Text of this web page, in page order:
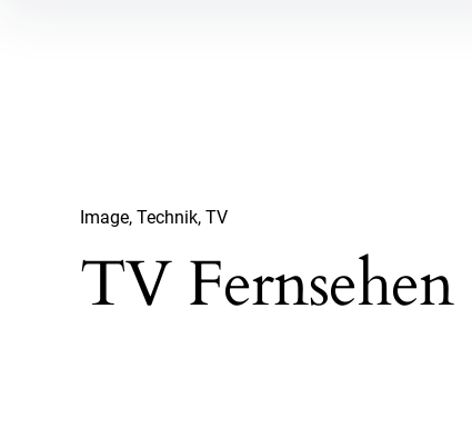
Image Technik TV
TV Fernsehen